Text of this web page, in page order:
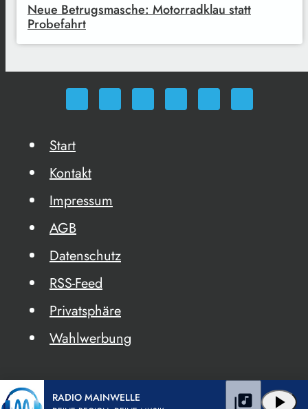
Neue Betrugsmasche: Motorradklau statt
Probefahrt
Start
Kontakt
Impressum
AGB
Datenschutz
RSS-Feed
Privatsphäre
Wahlwerbung
RADIO MAINWELLE play_arrow
library_music